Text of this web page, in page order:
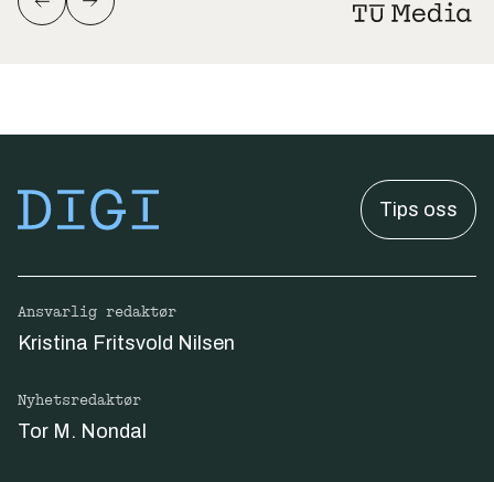
Tips oss
Ansvarlig redaktør
Kristina Fritsvold Nilsen
Nyhetsredaktør
Tor M. Nondal